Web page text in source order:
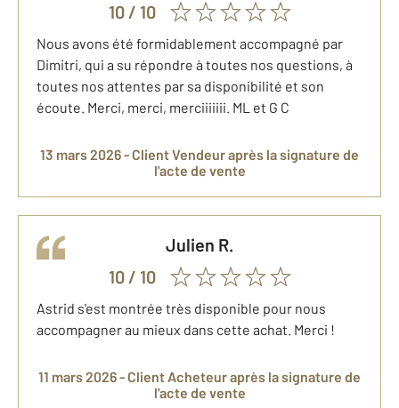
10/ 10
Nous avons été formidablement accompagné par
Dimitri, qui a su répondre à toutes nos questions, à
toutes nos attentes par sa disponibilité et son
écoute. Merci, merci, merciiiiiii. ML et G C
13 mars 2026 - Client Vendeuraprès la signature de
l'acte de vente
Julien R.
10/ 10
Astrid s'est montrée très disponible pour nous
accompagner au mieux dans cette achat. Merci !
11 mars 2026 - Client Acheteuraprès la signature de
l'acte de vente